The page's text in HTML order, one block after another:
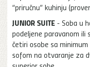
“priručnu” kuhinju
JUNIOR SUITE - Soba u
podeljene paravanom ili
četiri osobe sa
sofom na otvaranje za